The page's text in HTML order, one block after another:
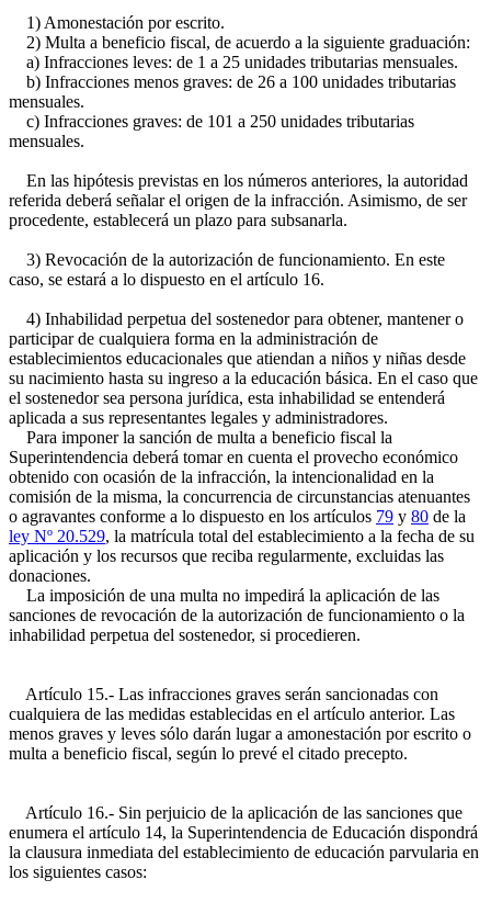
1) Amonestación por escrito.
2) Multa a beneficio fiscal, de acuerdo a la siguiente graduación:
a) Infracciones leves: de 1 a 25 unidades tributarias mensuales.
b) Infracciones menos graves: de 26 a 100 unidades tributarias
mensuales.
c) Infracciones graves: de 101 a 250 unidades tributarias
mensuales.
En las hipótesis previstas en los números anteriores, la autoridad
referida deberá señalar el origen de la infracción. Asimismo, de ser
procedente, establecerá un plazo para subsanarla.
3) Revocación de la autorización de funcionamiento. En este
caso, se estará a lo dispuesto en el artículo 16.
4) Inhabilidad perpetua del sostenedor para obtener, mantener o
participar de cualquiera forma en la administración de
establecimientos educacionales que atiendan a niños y niñas desde
su nacimiento hasta su ingreso a la educación básica. En el caso que
el sostenedor sea persona jurídica, esta inhabilidad se entenderá
aplicada a sus representantes legales y administradores.
Para imponer la sanción de multa a beneficio fiscal la
Superintendencia deberá tomar en cuenta el provecho económico
obtenido con ocasión de la infracción, la intencionalidad en la
comisión de la misma, la concurrencia de circunstancias atenuantes
o agravantes conforme a lo dispuesto en los artículos 79 y 80 de la
ley Nº 20.529, la matrícula total del establecimiento a la fecha de su
aplicación y los recursos que reciba regularmente, excluidas las
donaciones.
La imposición de una multa no impedirá la aplicación de las
sanciones de revocación de la autorización de funcionamiento o la
inhabilidad perpetua del sostenedor, si procedieren.
Artículo 15.- Las infracciones graves serán sancionadas con
cualquiera de las medidas establecidas en el artículo anterior. Las
menos graves y leves sólo darán lugar a amonestación por escrito o
multa a beneficio fiscal, según lo prevé el citado precepto.
Artículo 16.- Sin perjuicio de la aplicación de las sanciones que
enumera el artículo 14, la Superintendencia de Educación dispondrá
la clausura inmediata del establecimiento de educación parvularia en
los siguientes casos: